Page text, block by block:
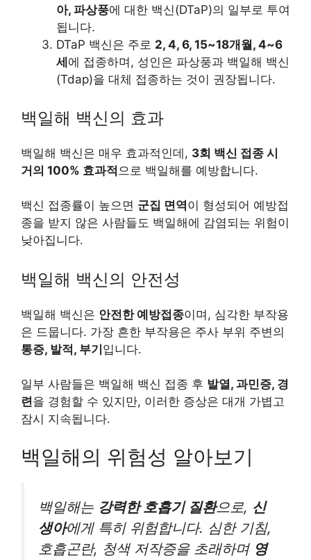
아, 파상풍에 대한 백신(DTaP)의 일부로 투여
됩니다.
DTaP 백신은 주로 2, 4, 6, 15~18개월, 4~6
세에 접종하며, 성인은 파상풍과 백일해 백신
(Tdap)을 대체 접종하는 것이 권장됩니다.
백일해 백신의 효과
백일해 백신은 매우 효과적인데, 3회 백신 접종 시
거의 100% 효과적 으로 백일해를 예방합니다.
백신 접종률이 높으면 군집 면역이 형성되어 예방접
종을 받지 않은 사람들도 백일해에 감염되는 위험이
낮아집니다.
백일해 백신의 안전성
백일해 백신은 안전한 예방접종이며, 심각한 부작용
은 드뭅니다. 가장 흔한 부작용은 주사 부위 주변의
통증, 발적, 부기입니다.
일부 사람들은 백일해 백신 접종 후 발열, 과민증, 경
련을 경험할 수 있지만, 이러한 증상은 대개 가볍고
잠시 지속됩니다.
백일해의 위험성 알아보기
백일해는 강력한 호흡기 질환으로, 신
생아에게 특히 위험합니다. 심한 기침,
호흡곤란, 청색 저작증을 초래하며 영